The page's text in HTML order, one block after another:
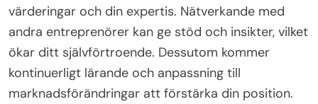
värderingar och din expertis. Nätverkande med
andra entreprenörer kan ge stöd och insikter, vilket
ökar ditt självförtroende. Dessutom kommer
kontinuerligt lärande och anpassning till
marknadsförändringar att förstärka din position.